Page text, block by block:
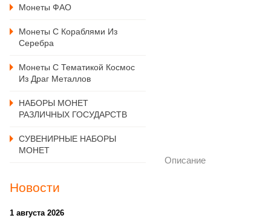
Монеты ФАО
Монеты С Кораблями Из
Серебра
Монеты С Тематикой Космос
Из Драг Металлов
НАБОРЫ МОНЕТ
РАЗЛИЧНЫХ ГОСУДАРСТВ
СУВЕНИРНЫЕ НАБОРЫ
МОНЕТ
Новости
1 августа 2026
Описание